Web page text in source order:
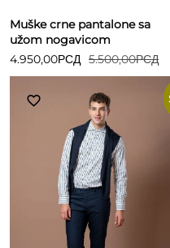
Muške crne pantalone sa
užom nogavicom
5.500,00РСД
4.950,00РСД